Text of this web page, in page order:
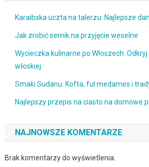
Karaibska uczta na talerzu: Najlepsze
Jak zrobić sernik na przyjęcie weselne
Wycieczka kulinarne po Włoszech:
włoskiej
Smaki Sudanu: Kofta, ful medames i
Najlepszy przepis na ciasto na domowe
NAJNOWSZE KOMENTARZE
Brak komentarzy do wyświetlenia.